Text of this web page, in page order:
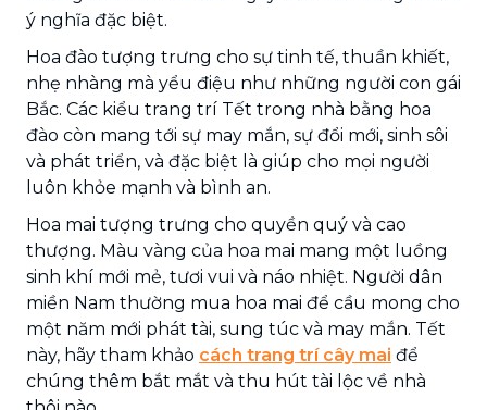
ý nghĩa đặc biệt.
Hoa đào tượng trưng cho sự tinh tế, thuần khiết,
nhẹ nhàng mà yểu điệu như những người con gái
Bắc. Các kiểu trang trí Tết trong nhà bằng hoa
đào còn mang tới sự may mắn, sự đổi mới, sinh sôi
và phát triển, và đặc biệt là giúp cho mọi người
luôn khỏe mạnh và bình an.
Hoa mai tượng trưng cho quyền quý và cao
thượng. Màu vàng của hoa mai mang một luồng
sinh khí mới mẻ, tươi vui và náo nhiệt. Người dân
miền Nam thường mua hoa mai để cầu mong cho
một năm mới phát tài, sung túc và may mắn. Tết
này, hãy tham khảo cách trang trí cây mai để
chúng thêm bắt mắt và thu hút tài lộc về nhà